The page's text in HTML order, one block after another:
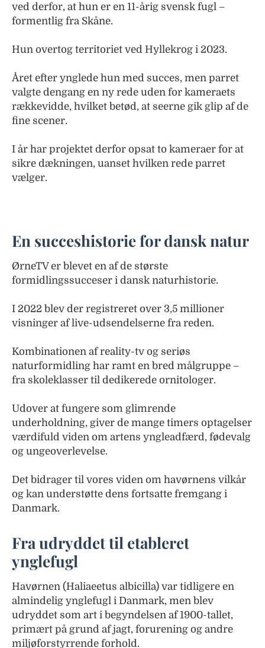
ved derfor, at hun er en 11-årig svensk fugl –
formentlig fra Skåne.
Hun overtog territoriet ved Hyllekrog i 2023.
Året efter ynglede hun med succes, men parret
valgte dengang en ny rede uden for kameraets
rækkevidde, hvilket betød, at seerne gik glip af de
fine scener.
I år har projektet derfor opsat to kameraer for at
sikre dækningen, uanset hvilken rede parret
vælger.
En succeshistorie for dansk natur
ØrneTV er blevet en af de største
formidlingssucceser i dansk naturhistorie.
I 2022 blev der registreret over 3,5 millioner
visninger af live-udsendelserne fra reden.
Kombinationen af reality-tv og seriøs
naturformidling har ramt en bred målgruppe –
fra skoleklasser til dedikerede ornitologer.
Udover at fungere som glimrende
underholdning, giver de mange timers optagelser
værdifuld viden om artens yngleadfærd, fødevalg
og ungeoverlevelse.
Det bidrager til vores viden om havørnens vilkår
og kan understøtte dens fortsatte fremgang i
Danmark.
Fra udryddet til etableret
ynglefugl
Havørnen (Haliaeetus albicilla) var tidligere en
almindelig ynglefugl i Danmark, men blev
udryddet som art i begyndelsen af 1900-tallet,
primært på grund af jagt, forurening og andre
miljøforstyrrende forhold.